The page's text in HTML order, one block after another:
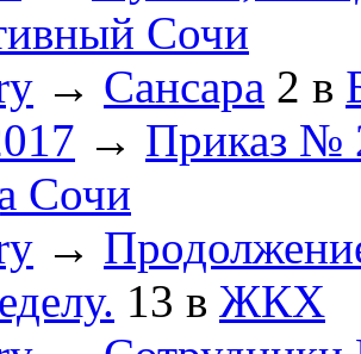
Сочи
→ Сансара 2 в
→ Приказ №
Сочи
→
13 в ЖКХ